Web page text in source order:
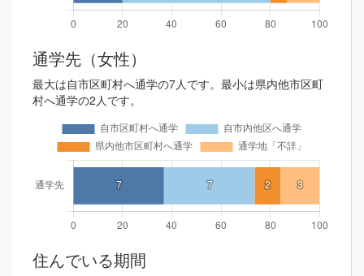
通学先（女性）
最大は自市区町村へ通学の7人です。最小は県内他市区町
村へ通学の2人です。
住んでいる期間